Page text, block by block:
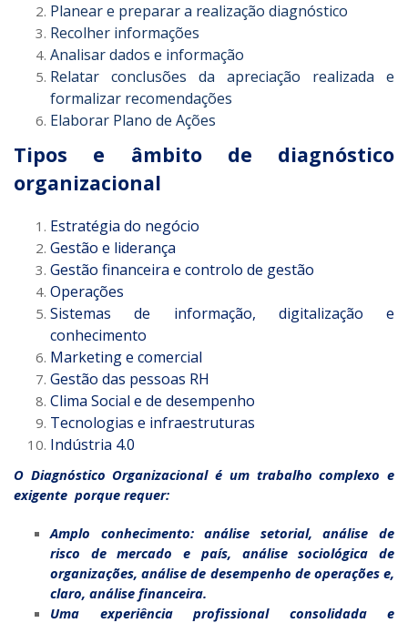
Planear e preparar a realização diagnóstico
Recolher informações
Analisar dados e informação
Relatar conclusões da apreciação realizada e
formalizar recomendações
Elaborar Plano de Ações
Tipos e âmbito de diagnóstico
organizacional
Estratégia do negócio
Gestão e liderança
Gestão financeira e controlo de gestão
Operações
Sistemas de informação, digitalização e
conhecimento
Marketing e comercial
Gestão das pessoas RH
Clima Social e de desempenho
Tecnologias e infraestruturas
Indústria 4.0
O Diagnóstico Organizacional é um trabalho complexo e
exigente porque requer:
Amplo conhecimento: análise setorial, análise de
risco de mercado e país, análise sociológica de
organizações, análise de desempenho de operações e,
claro, análise financeira.
Uma experiência profissional consolidada e